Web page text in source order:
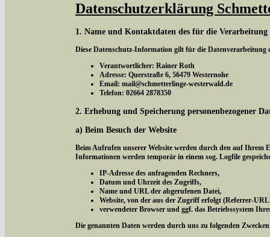
Datenschutzerklärung
1. Name und Kontaktdaten des für die
Diese Datenschutz-Information gilt für die Datenverarbeitung
Verantwortlicher: Rainer Roth
Adresse: Querstraße 6, 56479 Westernohe
Email: mail@schmetterlinge-westerwald.de
Telefon: 02664 2878350
2. Erhebung und Speicherung personenbezogener
a) Beim Besuch der Website
Beim Aufrufen unserer Website werden durch den auf Ihrem
Informationen werden temporär in einem sog. Logfile
IP-Adresse des anfragenden Rechners,
Datum und Uhrzeit des Zugriffs,
Name und URL der abgerufenen Datei,
Website, von der aus der Zugriff erfolgt (Referrer-
verwendeter Browser und ggf. das Betriebssystem
Die genannten Daten werden durch uns zu folgenden